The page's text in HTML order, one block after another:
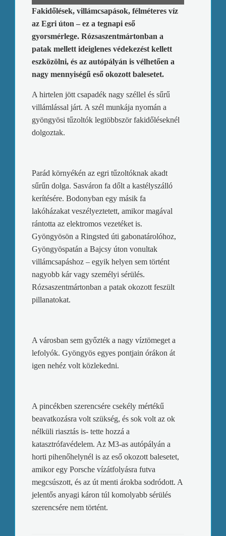
Fakidőlések, villámcsapások, félméteres víz
az Egri úton – ez a tegnapi eső
gyorsmérlege. Rózsaszentmártonban a
patak mellett ideiglenes védekezést kellett
eszközölni, és az autópályán is vélhetően a
nagy mennyiségű eső okozott balesetet.
A hirtelen jött csapadék nagy széllel és sűrű
villámlással járt. A szél munkája nyomán a
gyöngyösi tűzoltók legtöbbször fakidőléseknél
dolgoztak.
Parád környékén az egri tűzoltóknak akadt
sűrűn dolga. Sasváron fa dőlt a kastélyszálló
kerítésére. Bodonyban egy másik fa
lakóházakat veszélyeztetett, amikor magával
rántotta az elektromos vezetéket is.
Gyöngyösön a Ringsted úti gabonatárolóhoz,
Gyöngyöspatán a Bajcsy úton vonultak
villámcsapáshoz – egyik helyen sem történt
nagyobb kár vagy személyi sérülés.
Rózsaszentmártonban a patak okozott feszült
pillanatokat.
A városban sem győzték a nagy víztömeget a
lefolyók. Gyöngyös egyes pontjain órákon át
igen nehéz volt közlekedni.
A pincékben szerencsére csekély mértékű
beavatkozásra volt szükség, és sok volt az ok
nélküli riasztás is- tette hozzá a
katasztrófavédelem. Az M3-as autópályán a
horti pihenőhelynél is az eső okozott balesetet,
amikor egy Porsche vízátfolyásra futva
megcsúszott, és az út menti árokba sodródott. A
jelentős anyagi káron túl komolyabb sérülés
szerencsére nem történt.